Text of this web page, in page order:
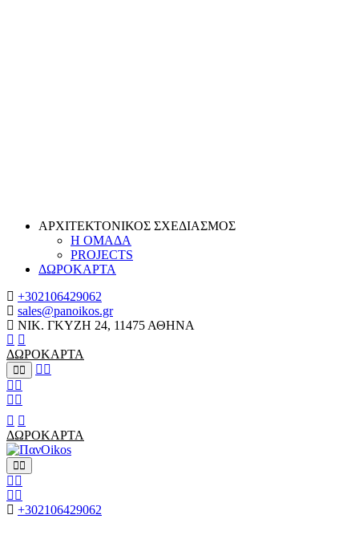
ΑΡΧΙΤΕΚΤΟΝΙΚΟΣ ΣΧΕΔΙΑΣΜΟΣ
Η ΟΜΑΔΑ
PROJECTS
ΔΩΡΟΚΑΡΤΑ
+302106429062
sales@panoikos.gr
ΝΙΚ. ΓΚΥΖΗ 24, 11475 ΑΘΗΝΑ
ΔΩΡΟΚΑΡΤΑ
ΔΩΡΟΚΑΡΤΑ
+302106429062